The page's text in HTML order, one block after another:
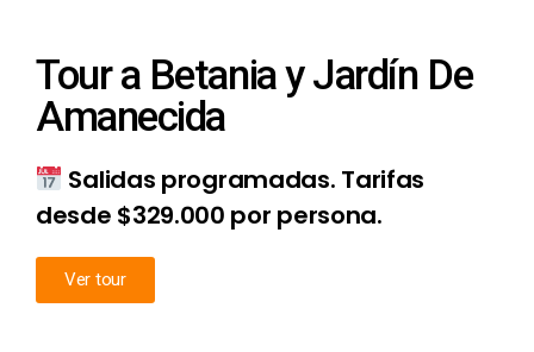
Tour a Betania y Jardín De
Amanecida
Salidas programadas. Tarifas
desde $329.000 por persona.
Ver tour